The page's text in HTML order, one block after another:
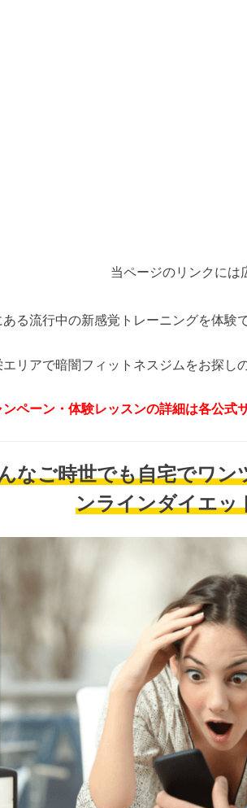
当ページのリンクには
ある流行中の新感覚トレーニングを体験
リアで暗闇フィットネスジムをお探し
ペーン・体験レッスンの詳細は各公式
なご時世でも自宅でワ
ンラインダイエッ